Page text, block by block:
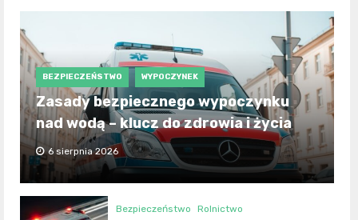
BEZPIECZEŃSTWO WYPOCZYNEK
Zasady bezpiecznego wypoczynku
nad wodą – klucz do zdrowia i życia
6 sierpnia 2026
Bezpieczeństwo Rolnictwo